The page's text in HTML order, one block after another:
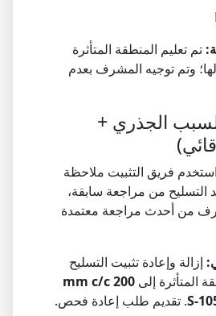
تم تعليم المنطقة المتأثرة
وتم توجيه المشرف بعدم
الجذري +
استخدم فريق التثبيت ملاحظة
التسليح من مراجعة سابقة،
من أحدث مراجعة معتمدة
إزالة وإعادة تثبيت التسليح
المتأثرة إلى 200 mm c/c
S-. تقديم طلب إعادة فحص.